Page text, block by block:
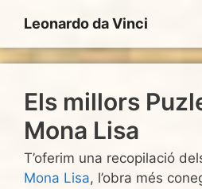
contingut
Leonardo da Vinci
Els millors
Mona Lisa
T’oferim una recopilació
Mona Lisa, l’obra més